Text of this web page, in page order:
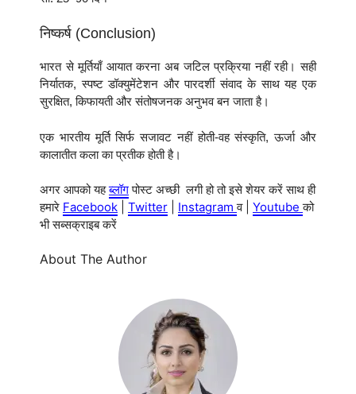
निष्कर्ष (Conclusion)
भारत से मूर्तियाँ आयात करना अब जटिल प्रक्रिया नहीं रही। सही
निर्यातक, स्पष्ट डॉक्युमेंटेशन और पारदर्शी संवाद के साथ यह एक
सुरक्षित, किफायती और संतोषजनक अनुभव बन जाता है।
एक भारतीय मूर्ति सिर्फ सजावट नहीं होती-वह संस्कृति, ऊर्जा और
कालातीत कला का प्रतीक होती है।
अगर आपको यहब्लॉगपोस्ट अच्छी लगी हो तो इसे शेयर करें साथ ही
हमारे Facebook Twitter Instagramव | Youtubeको
भी सब्सक्राइब करें
About The Author